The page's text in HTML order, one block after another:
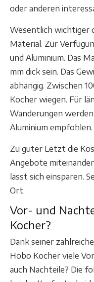
oder anderen
Wesentlich wichtiger
Material. Zur
und Aluminium. Das
mm dick sein. Das
abhängig. Zwischen
Kocher wiegen. Für
Wanderungen
Aluminium empfohlen.
Zu guter Letzt die
Angebote
lässt sich einsparen.
Ort.
Vor- und
Kocher?
Dank seiner
Hobo Kocher viele
auch Nachteile? Die